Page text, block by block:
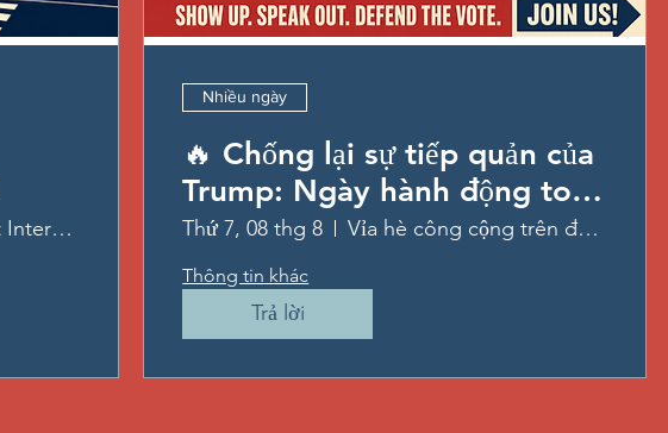
Public Sidewalks at Intersection
Nhiều ngày
🔥 Chống lại sự tiếp quản của
Trump: Ngày hành động toàn
quốc & Diễn đàn thứ bảy
hàng tuần 🔥
Thứ 7, 08 thg 8 Vỉa hè công cộng trên đường ray phía đường chính
Thông tin khác
Trả lời